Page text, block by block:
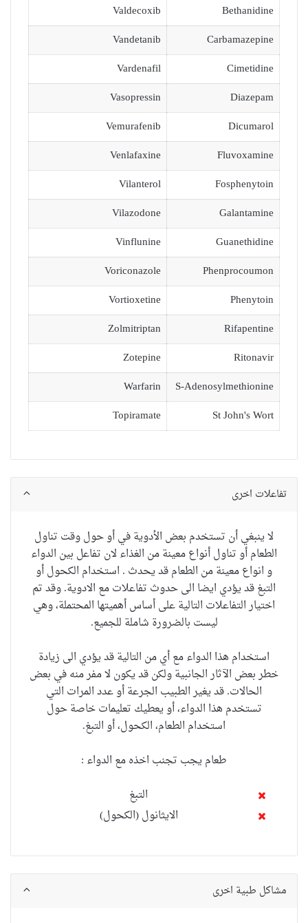
Bethanidine
Valdecoxib
Carbamazepine
Vandetanib
Cimetidine
Vardenafil
Diazepam
Vasopressin
Dicumarol
Vemurafenib
Fluvoxamine
Venlafaxine
Fosphenytoin
Vilanterol
Galantamine
Vilazodone
Guanethidine
Vinflunine
Phenprocoumon
Voriconazole
Phenytoin
Vortioxetine
Rifapentine
Zolmitriptan
Ritonavir
Zotepine
S-Adenosylmethionine
Warfarin
St John's Wort
Topiramate
تفاعلات اخرى
لا ينبغي أن تستخدم بعض الأدويةفيأو حولوقت تناول
الطعام أوتناول أنواعمعينة من الغذاءلان تفاعل بين الدواء
و انواع معينة من الطعام قد يحدث . استخدام الكحولأو
التبغقديؤدي ايضا الى حدوث تفاعلات مع الادوية.وقد تم
اختيارالتفاعلات التاليةعلى أساسأهميتها المحتملة، وهي
ليست بالضرورة شاملة للجميع.
استخدام هذا الدواءمعأي من التاليةقد يؤدي الى زيادة
خطر بعض الآثار الجانبيةولكنقد يكونلا مفر منهفي بعض
الحالات.قد يغير الطبيب الجرعةأوعدد المرات التي
تستخدم هذا الدواء،أويعطيك تعليماتخاصةحول
استخدام الطعام،الكحول،أوالتبغ.
طعام يجب تجنب اخذه مع الدواء :
التبغ
الايثانول (الكحول)
مشاكل طبية اخرى